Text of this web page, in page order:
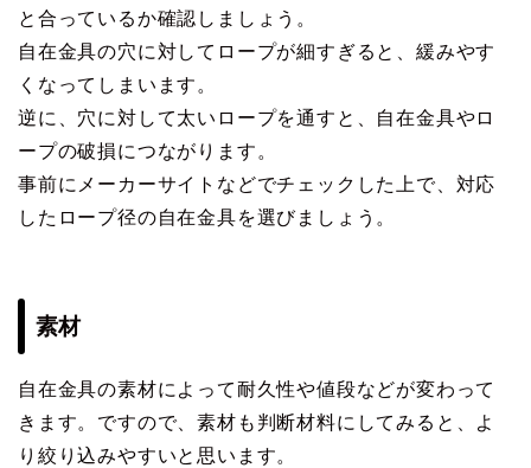
と合っているか確認しましょう。
自在金具の穴に対してロープが細すぎると、緩みやす
くなってしまいます。
逆に、穴に対して太いロープを通すと、自在金具やロ
ープの破損につながります。
事前にメーカーサイトなどでチェックした上で、対応
したロープ径の自在金具を選びましょう。
素材
自在金具の素材によって耐久性や値段などが変わって
きます。ですので、素材も判断材料にしてみると、よ
り絞り込みやすいと思います。